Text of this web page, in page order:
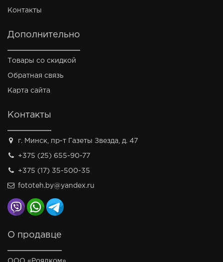
Контакты
Дополнительно
Товары со скидкой
Обратная связь
Карта сайта
Контакты
г. Минск, пр-т Газеты Звезда, д. 47
+375 (25) 655-90-77
+375 (17) 35-500-35
fototeh.by@yandex.ru
О продавце